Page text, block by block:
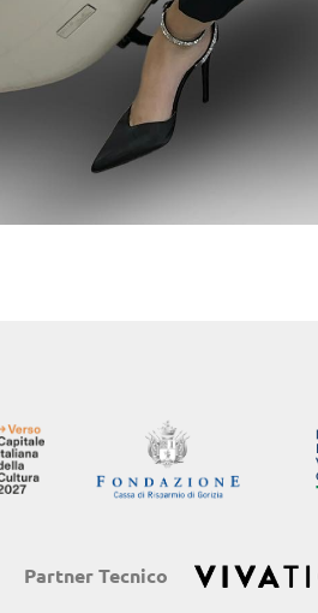
Partner Tecnico